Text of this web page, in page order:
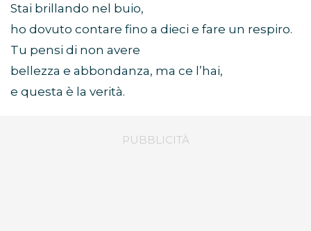
Stai brillando nel buio,
ho dovuto contare fino a dieci e fare un respiro.
Tu pensi di non avere
bellezza e abbondanza, ma ce l’hai,
e questa è la verità.